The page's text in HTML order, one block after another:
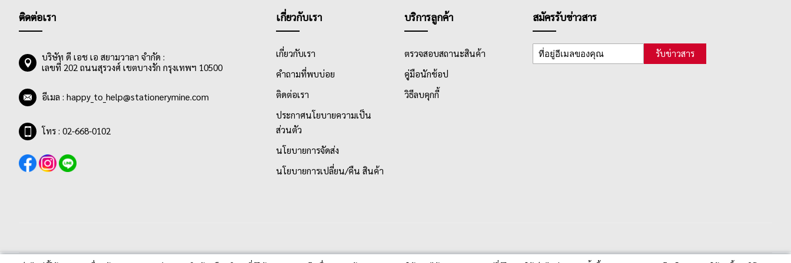
ติดต่อเรา
บริษัท ดี เอช เอ สยามวาลา จำกัด :
เลขที่ 202 ถนนสุรวงศ์ เขตบางรัก กรุงเทพฯ 10500
อีเมล : happy_to_help@stationerymine.com
โทร : 02-668-0102
เกี่ยวกับเรา
เกี่ยวกับเรา
คำถามที่พบบ่อย
ติดต่อเรา
ประกาศนโยบายความเป็น
ส่วนตัว
นโยบายการจัดส่ง
นโยบายการเปลี่ยน/คืน สินค้า
บริการลูกค้า
ตรวจสอบสถานะสินค้า
คู่มือนักช้อป
วิธีลบคุกกี้
สมัครรับข่าวสาร
รับข่าวสาร